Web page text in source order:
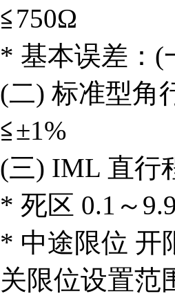
≦750Ω
* 基本误差：(
(二) 标准型角
≦±1%
(三) IML 直行
* 死区 0.1～
* 中途限位 开
关限位设置范